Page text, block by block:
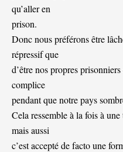
qu’aller en
prison.
Donc nous préférons être
répressif que
d’être nos propres
complice
pendant que notre pays
Cela ressemble à la fois à
mais aussi
c’est accepté de facto une